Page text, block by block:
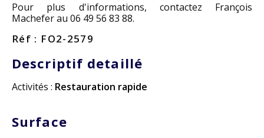
Pour plus d'informations, contactez François
Machefer au 06 49 56 83 88.
Réf : FO2-2579
Descriptif detaillé
Activités : Restauration rapide
Surface